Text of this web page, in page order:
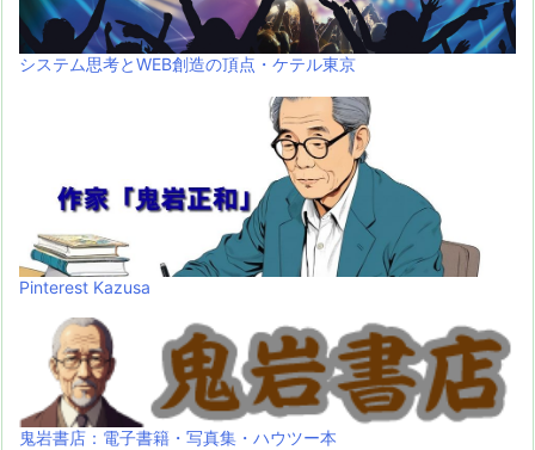
システム思考とWEB創造の頂点・ケテル東京
Pinterest Kazusa
鬼岩書店：電子書籍・写真集・ハウツー本